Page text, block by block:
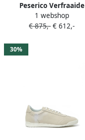
Peserico Verfraaide
sandalen Grijs
1 webshop
€ 875,- € 612,-
30%